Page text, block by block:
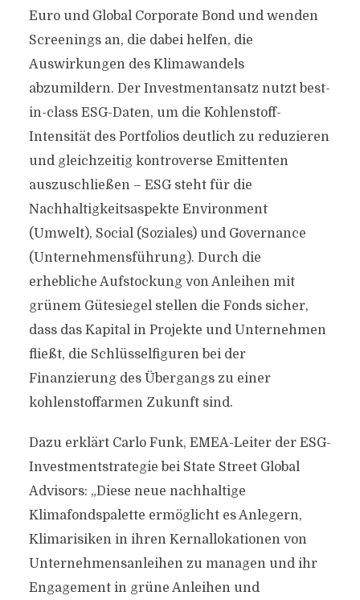
Euro und Global Corporate Bond und wenden
Screenings an, die dabei helfen, die
Auswirkungen des Klimawandels
abzumildern. Der Investmentansatz nutzt best-
in-class ESG-Daten, um die Kohlenstoff-
Intensität des Portfolios deutlich zu reduzieren
und gleichzeitig kontroverse Emittenten
auszuschließen – ESG steht für die
Nachhaltigkeitsaspekte Environment
(Umwelt), Social (Soziales) und Governance
(Unternehmensführung). Durch die
erhebliche Aufstockung von Anleihen mit
grünem Gütesiegel stellen die Fonds sicher,
dass das Kapital in Projekte und Unternehmen
fließt, die Schlüsselfiguren bei der
Finanzierung des Übergangs zu einer
kohlenstoffarmen Zukunft sind.
Dazu erklärt Carlo Funk, EMEA-Leiter der ESG-
Investmentstrategie bei State Street Global
Advisors: „Diese neue nachhaltige
Klimafondspalette ermöglicht es Anlegern,
Klimarisiken in ihren Kernallokationen von
Unternehmensanleihen zu managen und ihr
Engagement in grüne Anleihen und